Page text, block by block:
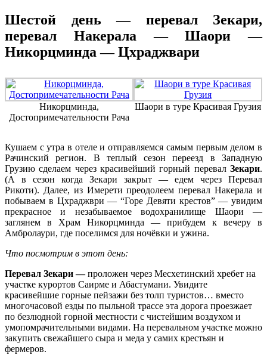
Шестой день — перевал Зекари,
перевал Накерала — Шаори —
Никорцминда — Цхраджвари
Никорцминда,
Достопримечательности Рача
Шаори в туре Красивая Грузия
Кушаем с утра в отеле и отправляемся самым первым делом в
Рачинский регион. В теплый сезон переезд в Западную
Грузию сделаем через красивейший горный перевал Зекари.
(А в сезон когда Зекари закрыт — едем через Перевал
Рикоти). Далее, из Имерети преодолеем перевал Накерала и
побываем в Цхраджври — “Горе Девяти крестов” — увидим
прекрасное и незабываемое водохранилище Шаори —
заглянем в Храм Никорцминда — прибудем к вечеру в
Амбролаури, где поселимся для ночёвки и ужина.
Что посмотрим в этот день:
Перевал Зекари —проложен через Месхетинский хребет на
участке курортов Саирме и Абастумани. Увидите
красивейшие горные пейзажи без толп туристов… вместо
многочасовой езды по пыльной трассе эта дорога проезжает
по безлюдной горной местности с чистейшим воздухом и
умопомрачительными видами. На перевальном участке можно
закупить свежайшего сыра и меда у самих крестьян и
фермеров.